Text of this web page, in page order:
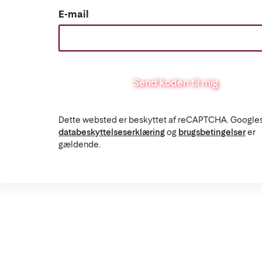
E-mail
Send koden til mig
Dette websted er beskyttet af reCAPTCHA.
databeskyttelseserklæringog brugsbetingelserer
gældende.